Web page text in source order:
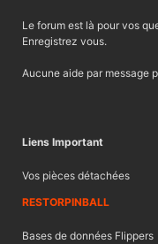
Le forum est là pour vos
Enregistrez vous.
Aucune aide par message
Liens Important
Vos pièces détachées
RESTORPINBALL
Bases de données Flippers